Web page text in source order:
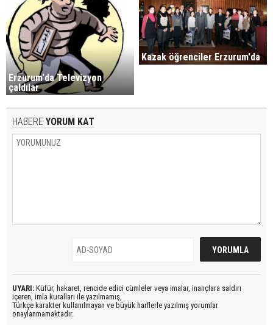
Erzurum'da Televizyon
çaldılar
Kazak öğrenciler Erzurum'da
HABERE YORUM KAT
UYARI: Küfür, hakaret, rencide edici cümleler veya imalar, inançlara saldırı
içeren, imla kuralları ile yazılmamış,
Türkçe karakter kullanılmayan ve büyük harflerle yazılmış yorumlar
onaylanmamaktadır.